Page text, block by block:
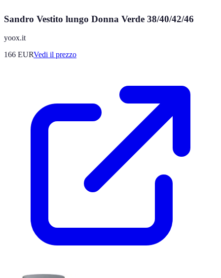
Sandro Vestito lungo Donna Verde 38/40/42/46
yoox.it
166 EURVedi il prezzo